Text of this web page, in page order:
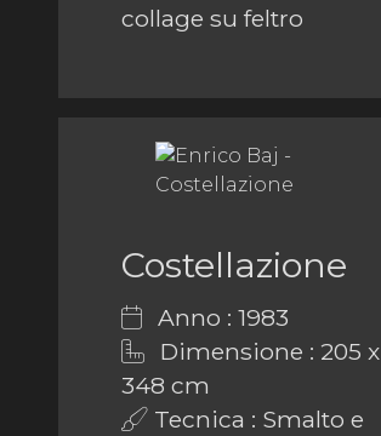
collage su feltro
Costellazione
Anno : 1983
Dimensione : 205 x
348 cm
Tecnica : Smalto e